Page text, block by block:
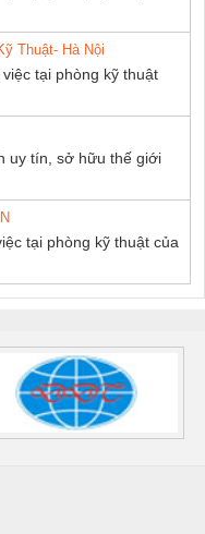
Thuật- Hà Nội
tại phòng kỹ thuật
uy tín, sở hữu thế giới
tại phòng kỹ thuật của